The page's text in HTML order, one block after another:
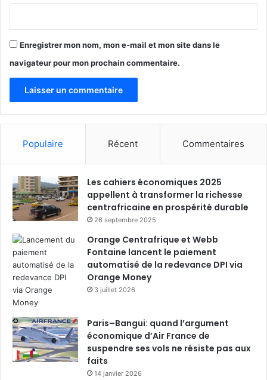
Enregistrer mon nom, mon e-mail et mon site dans le
navigateur pour mon prochain commentaire.
Populaire Récent Commentaires
Les cahiers économiques 2025
appellent à transformer la richesse
centrafricaine en prospérité durable
26 septembre 2025
Orange Centrafrique et Webb
Fontaine lancent le paiement
automatisé de la redevance DPI via
Orange Money
3 juillet 2026
Paris–Bangui: quand l’argument
économique d’Air France de
suspendre ses vols ne résiste pas aux
faits
14 janvier 2026